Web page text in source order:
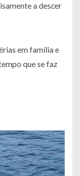
a descer
em família e
que se faz